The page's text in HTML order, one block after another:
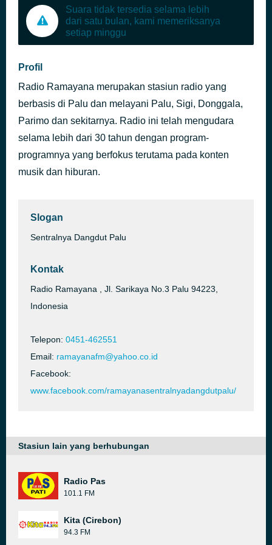
Suara tidak tersedia selama lebih
dari satu bulan, kami memeriksanya
setiap minggu
Profil
Radio Ramayana merupakan stasiun radio yang
berbasis di Palu dan melayani Palu, Sigi, Donggala,
Parimo dan sekitarnya. Radio ini telah mengudara
selama lebih dari 30 tahun dengan program-
programnya yang berfokus terutama pada konten
musik dan hiburan.
Slogan
Sentralnya Dangdut Palu
Kontak
Radio Ramayana , Jl. Sarikaya No.3 Palu 94223,
Indonesia
Telepon: 0451-462551
Email: ramayanafm@yahoo.co.id
Facebook:
www.facebook.com/ramayanasentralnyadangdutpalu/
Stasiun lain yang berhubungan
Radio Pas
101.1 FM
Kita (Cirebon)
94.3 FM